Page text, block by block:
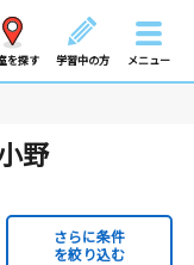
を探す 学習中の方 メニュー
野
さらに条件
を絞り込む